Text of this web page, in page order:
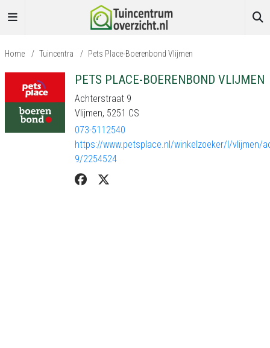
Home / Tuincentra / Pets Place-Boerenbond Vlijmen
PETS PLACE-BOERENBOND VLIJMEN
Achterstraat 9
Vlijmen, 5251 CS
073-5112540
https://www.petsplace.nl/winkelzoeker/l/vlijmen/
9/2254524